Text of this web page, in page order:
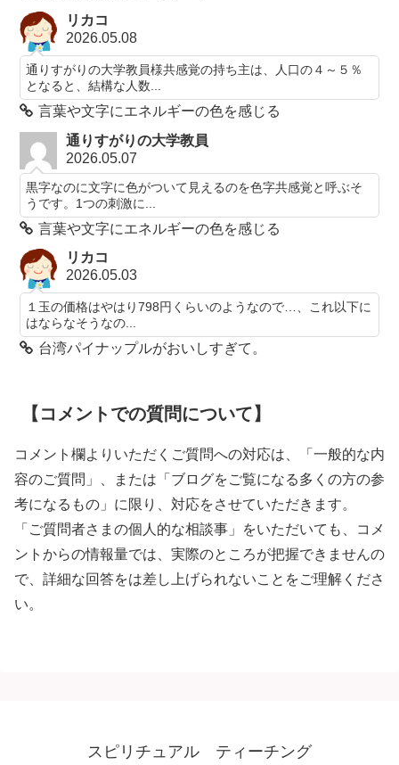
リカコ
2026.05.08
通りすがりの大学教員様共感覚の持ち主は、人口の４～５％
となると、結構な人数...
言葉や文字にエネルギーの色を感じる
通りすがりの大学教員
2026.05.07
黒字なのに文字に色がついて見えるのを色字共感覚と呼ぶそ
うです。1つの刺激に...
言葉や文字にエネルギーの色を感じる
リカコ
2026.05.03
１玉の価格はやはり798円くらいのようなので…、これ以下に
はならなそうなの...
台湾パイナップルがおいしすぎて。
【コメントでの質問について】
コメント欄よりいただくご質問への対応は、「一般的な内
容のご質問」、または「ブログをご覧になる多くの方の参
考になるもの」に限り、対応をさせていただきます。
「ご質問者さまの個人的な相談事」をいただいても、コメ
ントからの情報量では、実際のところが把握できませんの
で、詳細な回答をは差し上げられないことをご理解くださ
い。
スピリチュアル ティーチング